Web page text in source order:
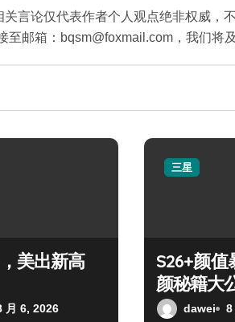
言论仅代表作者个人观点绝非权威，
邮箱：bqsm@foxmail.com，我们将
美出新高
月 6, 2026
三星
S26+颜
颜秘籍大
dawei 8